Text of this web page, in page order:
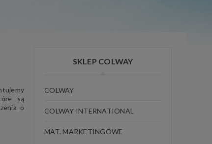
są
o
SKLEP COLWAY
COLWAY
COLWAY INTERNATIONAL
MAT. MARKETINGOWE